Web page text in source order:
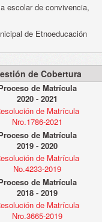
escolar de convivencia,
de Etnoeducación
de Cobertura
de Matrícula
2020 - 2021
de Matrícula
Nro.1786-2021
de Matrícula
2019 - 2020
de Matrícula
No.4233-2019
de Matrícula
2018 - 2019
de Matrícula
Nro.3665-2019